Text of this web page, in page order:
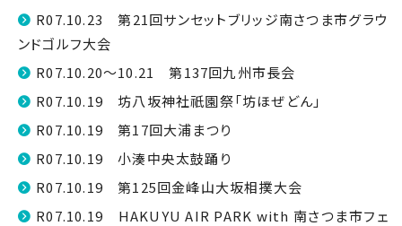
R07.10.23 第21回サンセットブリッジ南さつま市グラウ
ンドゴルフ大会
R07.10.20～10.21 第137回九州市長会
R07.10.19 坊八坂神社祇園祭「坊ほぜどん」
R07.10.19 第17回大浦まつり
R07.10.19 小湊中央太鼓踊り
R07.10.19 第125回金峰山大坂相撲大会
R07.10.19 HAKUYU AIR PARK with 南さつま市フェ